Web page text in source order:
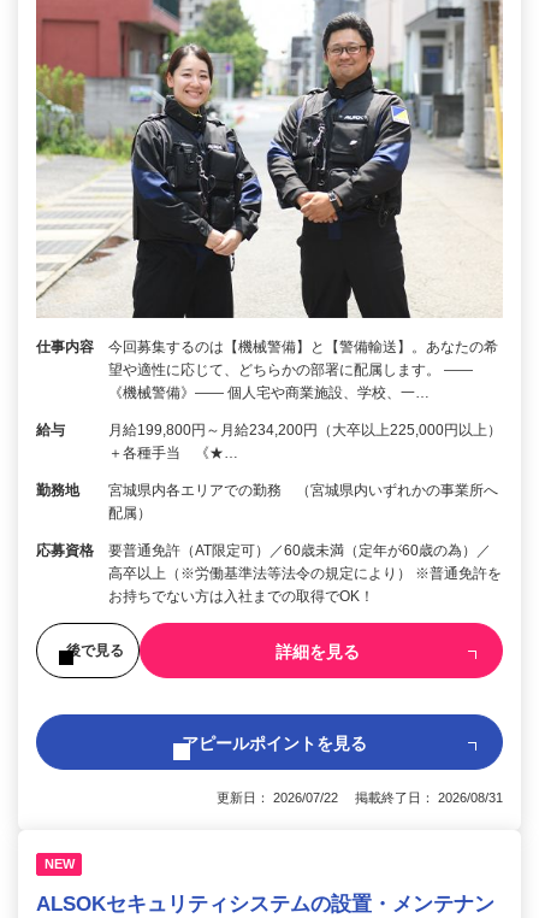
仕事内容
今回募集するのは【機械警備】と【警備輸送】。あなたの希
望や適性に応じて、どちらかの部署に配属します。 ――
《機械警備》―― 個人宅や商業施設、学校、一…
給与
月給199,800円～月給234,200円（大卒以上225,000円以上）
＋各種手当 《★…
勤務地
宮城県内各エリアでの勤務 （宮城県内いずれかの事業所へ
配属）
応募資格
要普通免許（AT限定可）／60歳未満（定年が60歳の為）／
高卒以上（※労働基準法等法令の規定により） ※普通免許を
お持ちでない方は入社までの取得でOK！
後で見る 詳細を見る
アピールポイントを見る
更新日： 2026/07/22 掲載終了日： 2026/08/31
NEW
ALSOKセキュリティシステムの設置・メンテナン